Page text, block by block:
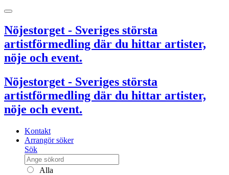
Nöjestorget - Sveriges största
artistförmedling där du hittar artister,
nöje och event.
Nöjestorget - Sveriges största
artistförmedling där du hittar artister,
nöje och event.
Kontakt
Arrangör söker
Sök
Alla